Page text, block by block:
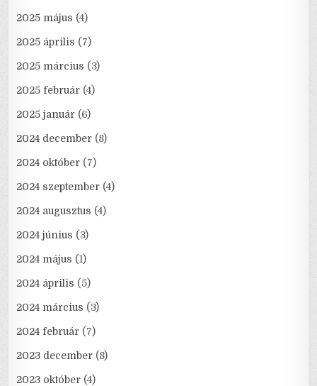
2025 május (4)
2025 április (7)
2025 március (3)
2025 február (4)
2025 január (6)
2024 december (8)
2024 október (7)
2024 szeptember (4)
2024 augusztus (4)
2024 június (3)
2024 május (1)
2024 április (5)
2024 március (3)
2024 február (7)
2023 december (8)
2023 október (4)